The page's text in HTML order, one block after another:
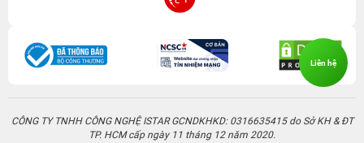
CÔNG TY TNHH CÔNG NGHỆ ISTAR GCNDKHKD: 0316635415 do Sở KH & ĐT
TP. HCM cấp ngày 11 tháng 12 năm 2020.
Liên hệ